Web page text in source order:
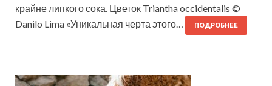
крайне липкого сока. Цветок Triantha occidentalis ©
Danilo Lima «Уникальная черта этого…
ПОДРОБНЕЕ